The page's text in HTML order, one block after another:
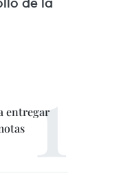
entregar